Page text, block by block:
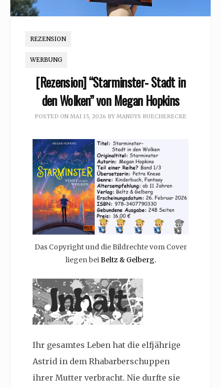
REZENSION
WERBUNG
[Rezension] “Starminster- Stadt in
den Wolken” von Megan Hopkins
POSTED ON MAI 15, 2026 BY MANDYS BUECHERECKE
Das Copyright und die Bildrechte vom Cover
liegen bei Beltz & Gelberg.
Ihr gesamtes Leben hat die elfjährige
Astrid in dem Rhabarberschuppen
ihrer Mutter verbracht. Nie durfte sie